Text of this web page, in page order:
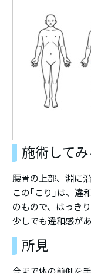
施術して
腰骨の上部、淵に
この｢こり｣は、違
のもので、はっき
少しでも違和感が
所見